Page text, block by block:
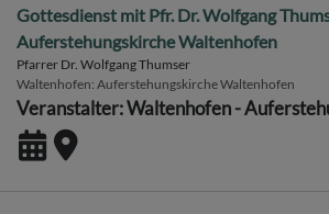
Gottesdienst mit Pfr. Dr. Wolfgang
Auferstehungskirche Waltenhofen
Pfarrer Dr. Wolfgang Thumser
Waltenhofen Auferstehungskirche Waltenhofen
Veranstalter: Waltenhofen -